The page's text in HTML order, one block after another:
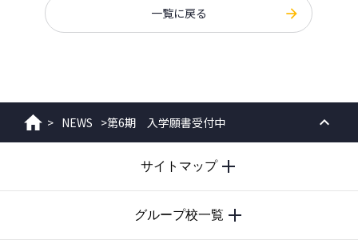
一覧に戻る
ホーム
> NEWS >第6期 入学願書受付中
PAGE
サイトマップ
グループ校一覧